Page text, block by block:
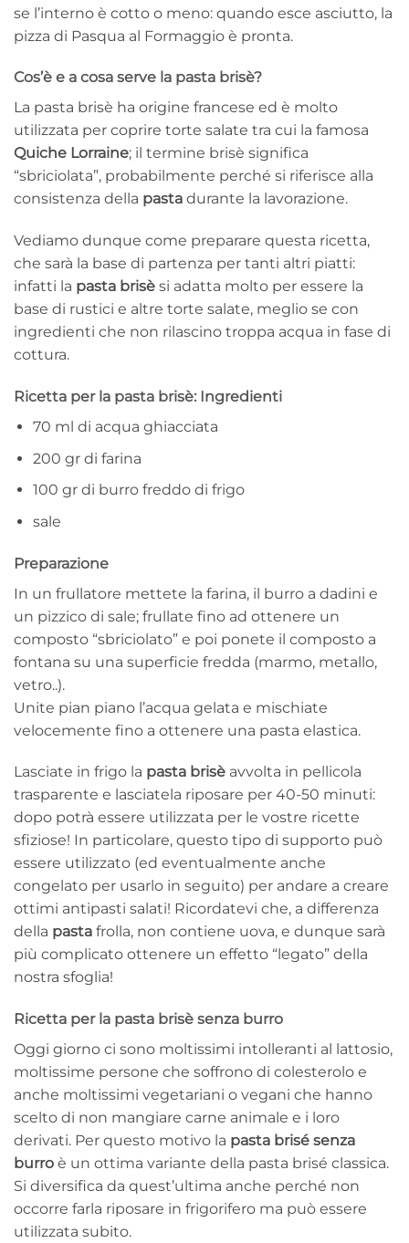
se l’interno è cotto o meno: quando esce asciutto, la
pizza di Pasqua al Formaggio è pronta.
Cos’è e a cosa serve la pasta brisè?
La pasta brisè ha origine francese ed è molto
utilizzata per coprire torte salate tra cui la famosa
Quiche Lorraine; il termine brisè significa
“sbriciolata”, probabilmente perché si riferisce alla
consistenza della pasta durante la lavorazione.
Vediamo dunque come preparare questa ricetta,
che sarà la base di partenza per tanti altri piatti:
infatti la pasta brisè si adatta molto per essere la
base di rustici e altre torte salate, meglio se con
ingredienti che non rilascino troppa acqua in fase di
cottura.
Ricetta per la pasta brisè: Ingredienti
70 ml di acqua ghiacciata
200 gr di farina
100 gr di burro freddo di frigo
sale
Preparazione
In un frullatore mettete la farina, il burro a dadini e
un pizzico di sale; frullate fino ad ottenere un
composto “sbriciolato” e poi ponete il composto a
fontana su una superficie fredda (marmo, metallo,
vetro..).
Unite pian piano l’acqua gelata e mischiate
velocemente fino a ottenere una pasta elastica.
Lasciate in frigo la pasta brisè avvolta in pellicola
trasparente e lasciatela riposare per 40-50 minuti:
dopo potrà essere utilizzata per le vostre ricette
sfiziose! In particolare, questo tipo di supporto può
essere utilizzato (ed eventualmente anche
congelato per usarlo in seguito) per andare a creare
ottimi antipasti salati! Ricordatevi che, a differenza
della pasta frolla, non contiene uova, e dunque sarà
più complicato ottenere un effetto “legato” della
nostra sfoglia!
Ricetta per la pasta brisè senza burro
Oggi giorno ci sono moltissimi intolleranti al lattosio,
moltissime persone che soffrono di colesterolo e
anche moltissimi vegetariani o vegani che hanno
scelto di non mangiare carne animale e i loro
derivati. Per questo motivo la pasta brisé senza
burro è un ottima variante della pasta brisé classica.
Si diversifica da quest’ultima anche perché non
occorre farla riposare in frigorifero ma può essere
utilizzata subito.